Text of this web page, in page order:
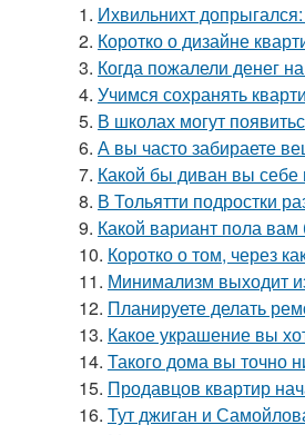
1. Ихвильнихт
2. Коротко о дизайне
3. Когда пожалели денег
4. Учимся сохранять
5. В школах могут
6. А вы часто забираете
7. Какой бы диван вы
8. В Тольятти подростки
9. Какой вариант пола
10. Коротко о том, через
11. Минимализм выходит
12. Планируете делать
13. Какое украшение вы
14. Такого дома вы точно
15. Продавцов квартир
16. Тут джиган и